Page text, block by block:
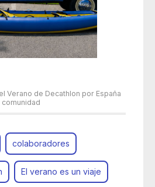
Verano de Decathlon por España
colaboradores
El verano es un viaje